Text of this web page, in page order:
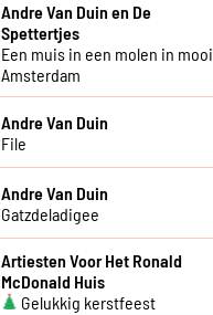
Andre Van Duin en De
Spettertjes
Een muis in een molen in mooi
Amsterdam
Andre Van Duin
File
Andre Van Duin
Gatzdeladigee
Artiesten Voor Het Ronald
McDonald Huis
Gelukkig kerstfeest